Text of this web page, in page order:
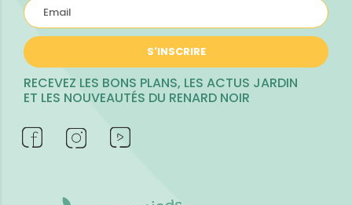
S'INSCRIRE
RECEVEZ LES BONS PLANS, LES ACTUS JARDIN
ET LES NOUVEAUTÉS DU RENARD NOIR